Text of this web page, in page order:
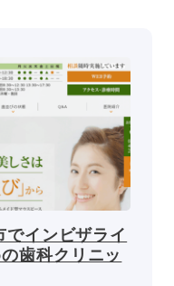
でインビザライ
歯科クリニッ